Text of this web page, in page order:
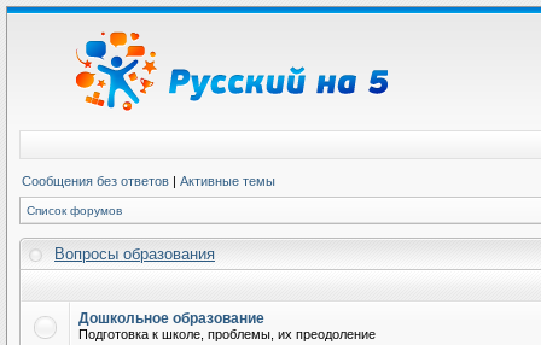
Сообщения без ответов | Активные темы
Список форумов
Вопросы образования
Дошкольное образование
Подготовка к школе, проблемы, их преодоление